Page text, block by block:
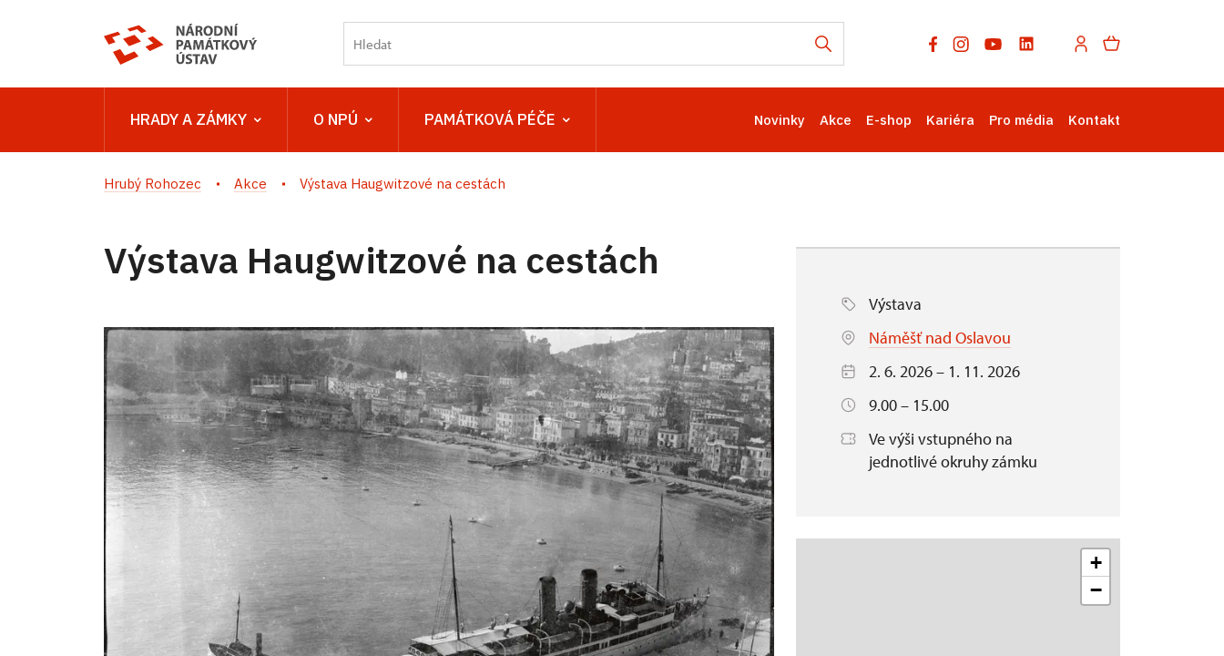
HRADY A ZÁMKY O NPÚ PAMÁTKOVÁ PÉČE Novinky Akce E-shop Kariéra Pro média Kontakt
Hrubý Rohozec Akce Výstava Haugwitzové na cestách
Výstava Haugwitzové na cestách
Výstava
Náměšť nad Oslavou
2. 6. 2026 – 1. 11. 2026
9.00 – 15.00
Ve výši vstupného na
jednotlivé okruhy zámku
+
−